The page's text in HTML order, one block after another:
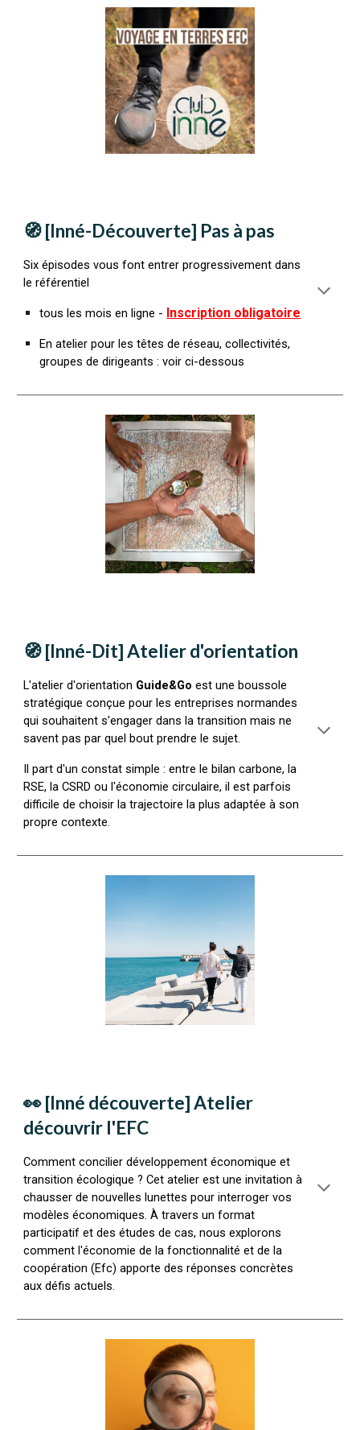
🧭[Inné-Découverte] Pas à pas
Six épisodes vous font entrer progressivement dans
le référentiel
tous les mois en ligne - Inscription obligatoire
En atelier pour les têtes de réseau, collectivités,
groupes de dirigeants : voir ci-dessous
🧭 [Inné-Dit] Atelier d'orientation
L'atelier d'orientation Guide&Go est une boussole
stratégique conçue pour les entreprises normandes
qui souhaitent s'engager dans la transition mais ne
savent pas par quel bout prendre le sujet.
Il part d'un constat simple : entre le bilan carbone, la
RSE, la CSRD ou l'économie circulaire, il est parfois
difficile de choisir la trajectoire la plus adaptée à son
propre contexte.
👀 [Inné découverte] Atelier
découvrir l'EFC
Comment concilier développement économique et
transition écologique ? Cet atelier est une invitation à
chausser de nouvelles lunettes pour interroger vos
modèles économiques. À travers un format
participatif et des études de cas, nous explorons
comment l'économie de la fonctionnalité et de la
coopération (Efc) apporte des réponses concrètes
aux défis actuels.